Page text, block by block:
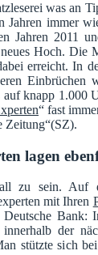
was an
Jahren immer
Jahren 2011
Hoch. Die
erreicht. In
Einbrüchen
auf knapp 1.000
“ fast
Zeitung“(SZ).
lagen
zu sein. Auf
mit Ihren
Bank:
der
stützte sich